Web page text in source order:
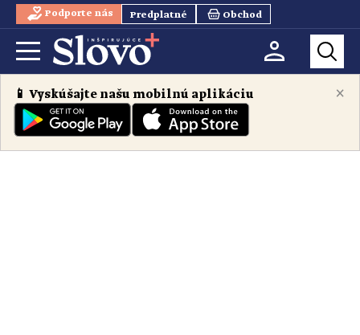
Podporte nás Predplatné Obchod
×
📱 Vyskúšajte našu mobilnú aplikáciu